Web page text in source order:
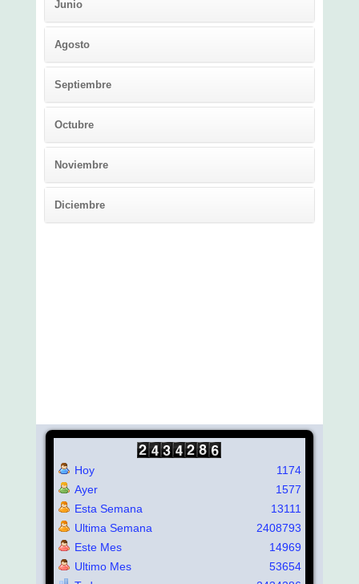
Junio
Agosto
Septiembre
Octubre
Noviembre
Diciembre
Hoy
Ayer
Esta Semana
Ultima Semana
Este Mes
Ultimo Mes
1174
1577
13111
2408793
14969
53654